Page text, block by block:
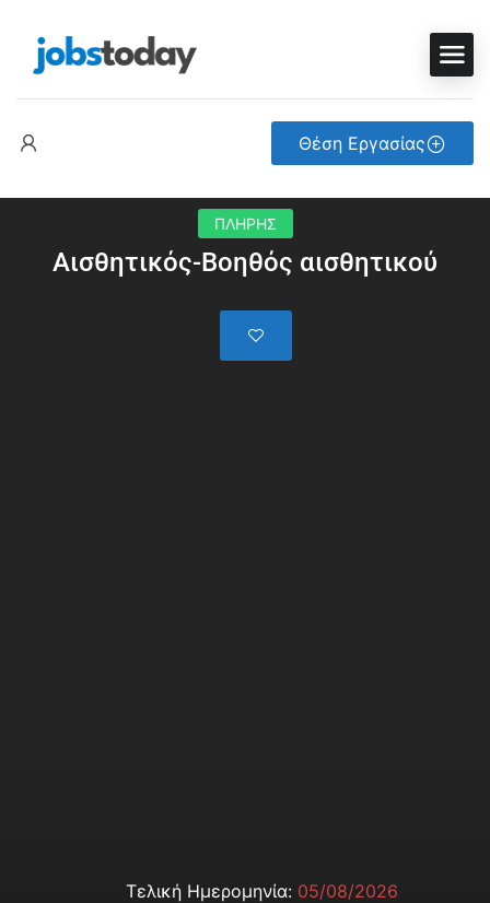
Θέση Εργασίας
ΠΛΗΡΗΣ
Αισθητικός-Βοηθός αισθητικού
Τελική Ημερομηνία: 05/08/2026